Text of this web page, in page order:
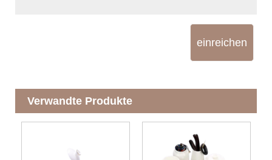
einreichen
Verwandte Produkte